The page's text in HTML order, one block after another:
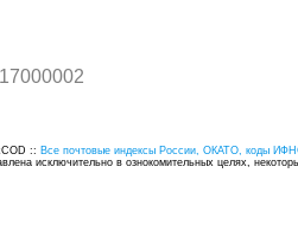
:: Все почтовые индексы России, ОКАТО, коды
исключительно в ознокомительных целях,